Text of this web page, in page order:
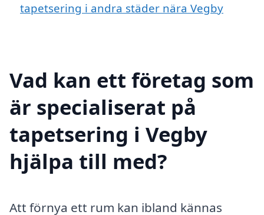
tapetsering i andra städer nära Vegby
Vad kan ett företag som
är specialiserat på
tapetsering i Vegby
hjälpa till med?
Att förnya ett rum kan ibland kännas